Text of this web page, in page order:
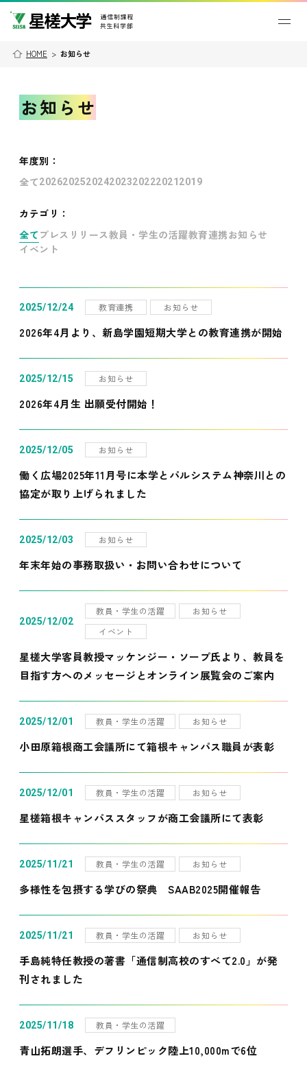
HOME > お知らせ
お知らせ
年度別 ：
全て202620252024202320222021 2019
カテゴリ：
全て プレスリリース教員・学生の活躍教育連携お知らせ
イベント
2025/12/24 教育連携 お知らせ
2026年4月より、新島学園短期大学との教育連携が開始
2025/12/15 お知らせ
2026年4月生 出願受付開始！
2025/12/05 お知らせ
働く広場2025年11月号に本学とパルシステム神奈川との
協定が取り上げられました
2025/12/03 お知らせ
年末年始の事務取扱い・お問い合わせについて
2025/12/02
教員・学生の活躍
お知らせ
イベント
星槎大学客員教授マッケンジー・ソープ氏より、教員を
目指す方へのメッセージとオンライン展覧会のご案内
2025/12/01 教員・学生の活躍 お知らせ
小田原箱根商工会議所にて箱根キャンパス職員が表彰
2025/12/01 教員・学生の活躍 お知らせ
星槎箱根キャンパススタッフが商工会議所にて表彰
2025/11/21 教員・学生の活躍 お知らせ
多様性を包摂する学びの祭典 SAAB2025開催報告
2025/11/21 教員・学生の活躍 お知らせ
手島純特任教授の著書「通信制高校のすべて2.0」が発
刊されました
2025/11/18 教員・学生の活躍
青山拓朗選手、デフリンピック陸上10,000mで6位